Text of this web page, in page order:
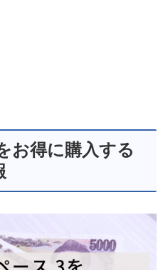
お得に購入する